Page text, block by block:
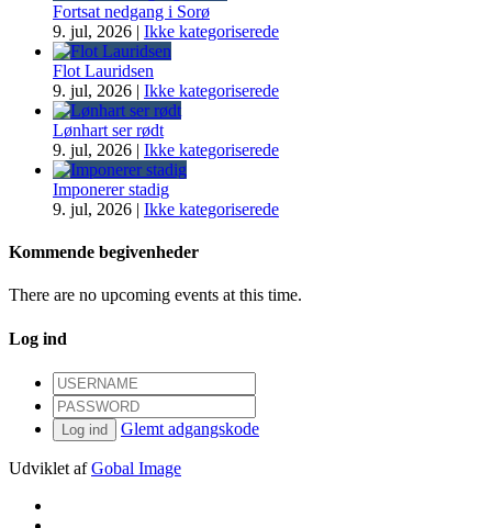
Fortsat nedgang i Sorø
9. jul, 2026 | Ikke kategoriserede
Flot Lauridsen
9. jul, 2026 | Ikke kategoriserede
Lønhart ser rødt
9. jul, 2026 | Ikke kategoriserede
Imponerer stadig
9. jul, 2026 | Ikke kategoriserede
Kommende begivenheder
There are no upcoming events at this time.
Log ind
Log ind Glemt adgangskode
Udviklet afGobal Image